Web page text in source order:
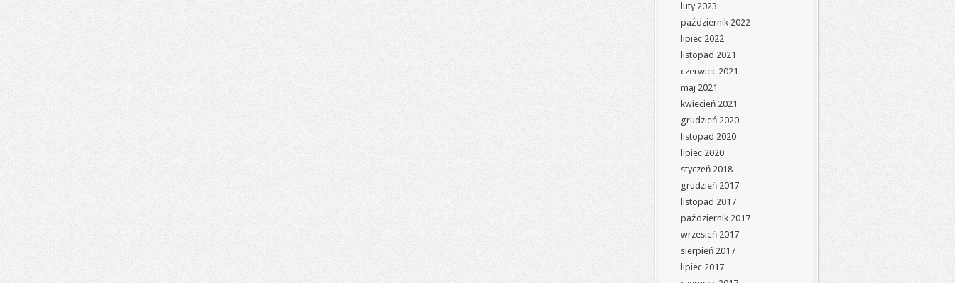
luty 2023
październik 2022
lipiec 2022
listopad 2021
czerwiec 2021
maj 2021
kwiecień 2021
grudzień 2020
listopad 2020
lipiec 2020
styczeń 2018
grudzień 2017
listopad 2017
październik 2017
wrzesień 2017
sierpień 2017
lipiec 2017